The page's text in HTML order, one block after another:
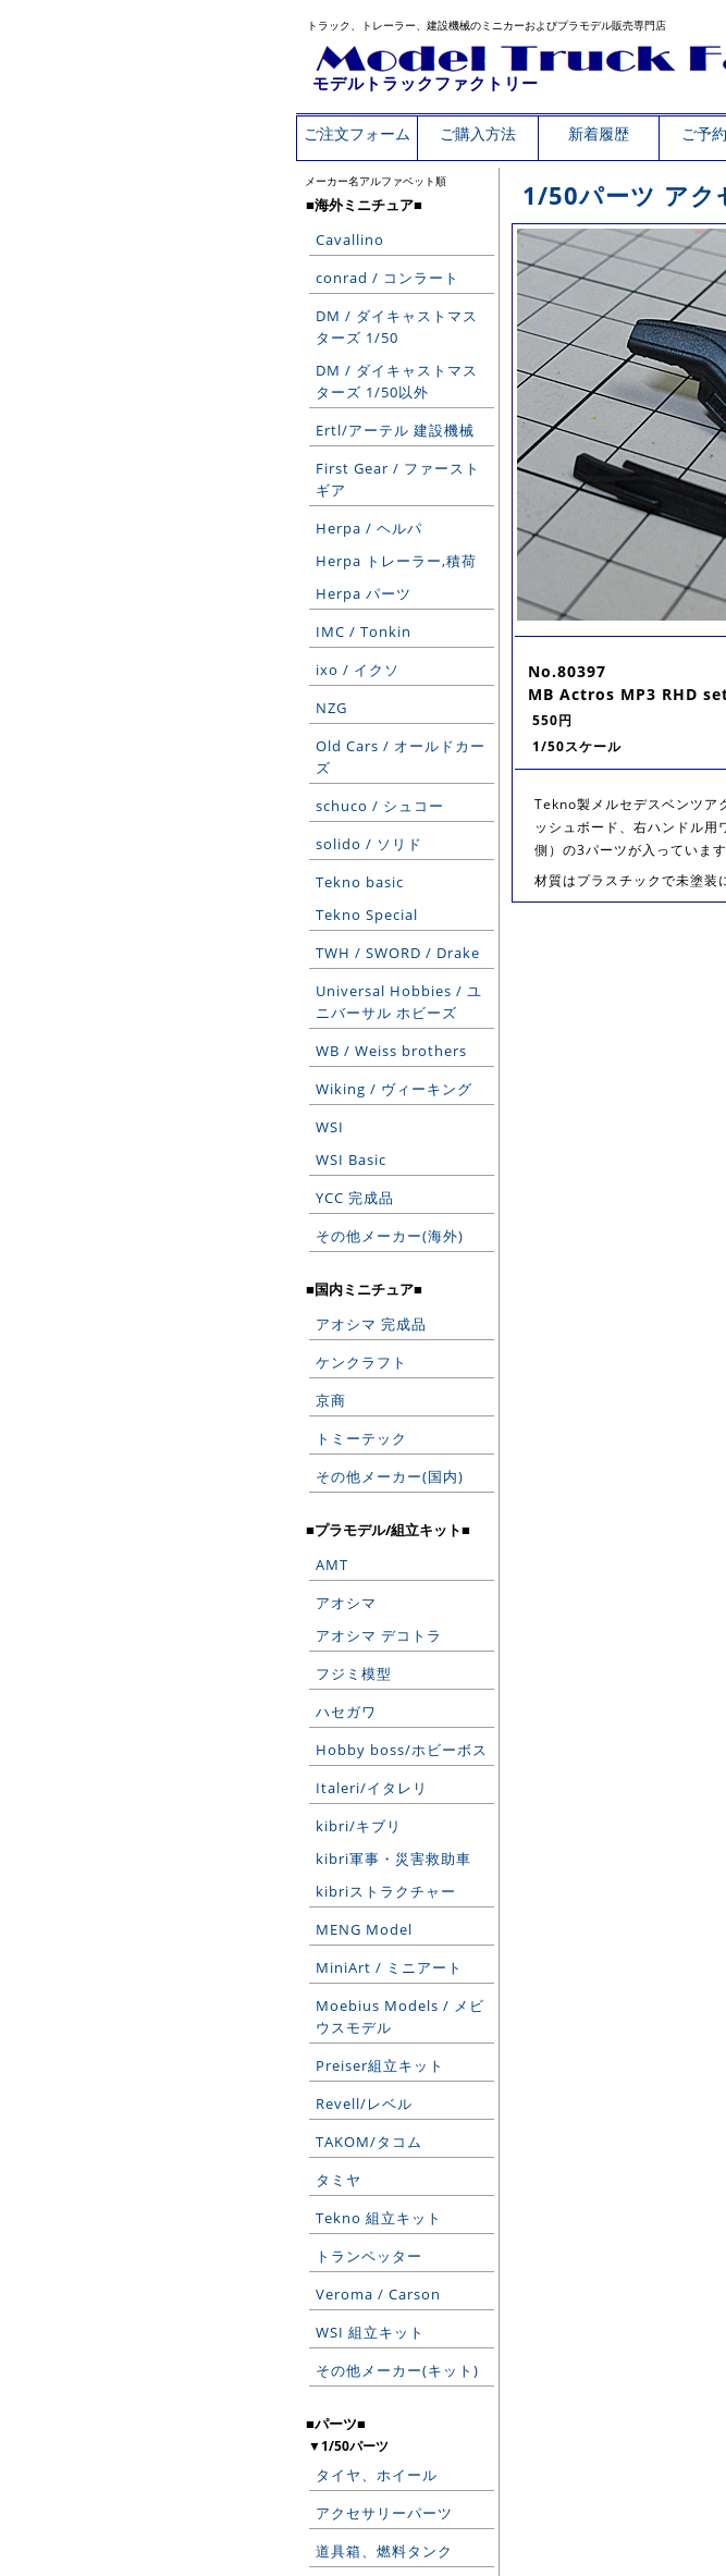
トラック、トレーラー、建設機械のミニカーおよびプラモデル販売専門店
モデルトラックファクトリー
ご注文フォーム ご購入方法 新着履歴 ご予
メーカー名アルファベット順
■海外ミニチュア■
Cavallino
conrad / コンラート
DM / ダイキャストマス
ターズ 1/50
DM / ダイキャストマス
ターズ 1/50以外
Ertl/アーテル 建設機械
First Gear / ファースト
ギア
Herpa / ヘルパ
Herpa トレーラー,積荷
Herpa パーツ
IMC / Tonkin
ixo / イクソ
NZG
Old Cars / オールドカー
ズ
schuco / シュコー
solido / ソリド
Tekno basic
Tekno Special
TWH / SWORD / Drake
Universal Hobbies / ユ
ニバーサル ホビーズ
WB / Weiss brothers
Wiking / ヴィーキング
WSI
WSI Basic
YCC 完成品
その他メーカー(海外)
■国内ミニチュア■
アオシマ 完成品
ケンクラフト
京商
トミーテック
その他メーカー(国内)
■プラモデル/組立キット■
AMT
アオシマ
アオシマ デコトラ
フジミ模型
ハセガワ
Hobby boss/ホビーボス
Italeri/イタレリ
kibri/キブリ
kibri軍事・災害救助車
kibriストラクチャー
MENG Model
MiniArt / ミニアート
Moebius Models / メビ
ウスモデル
Preiser組立キット
Revell/レベル
TAKOM/タコム
タミヤ
Tekno 組立キット
トランペッター
Veroma / Carson
WSI 組立キット
その他メーカー(キット)
■パーツ■
▼1/50パーツ
タイヤ、ホイール
アクセサリーパーツ
道具箱、燃料タンク
1/50パーツ アク
No.80397
MB Actros MP3 RHD
550円
1/50スケール
Tekno製メルセデスベンツア
ッシュボード、右ハンドル
側）の3パーツが入っています
材質はプラスチックで未塗装